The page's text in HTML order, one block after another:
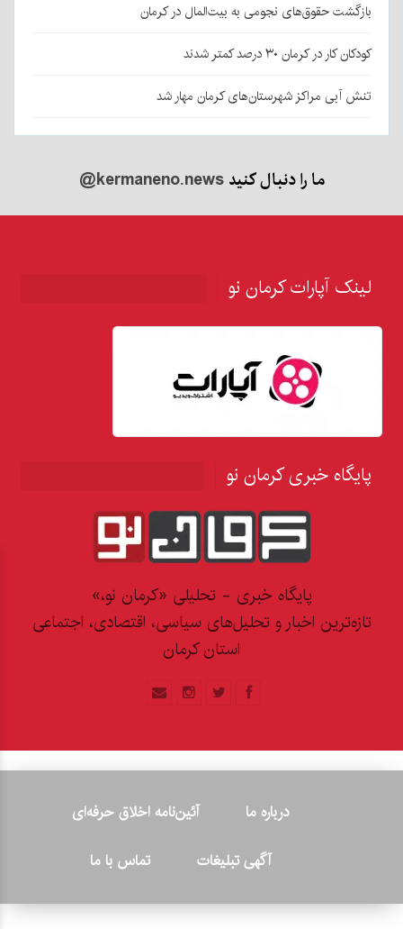
بازگشت حقوق‌های نجومی به بیت‌المال در کرمان
کودکان کار در کرمان ۳۰ درصد کمتر شدند
تنش آبی مراکز شهرستان‌های کرمان مهار شد
ما را دنبال کنید@kermaneno.news
لینک آپارات کرمان نو
پایگاه خبری کرمان نو
پایگاه خبری - تحلیلی «کرمان نو،»
تازه‌ترین اخبار و تحلیل‌های سیاسی، اقتصادی، اجتماعی
استان کرمان
درباره ما
آئین‌نامه اخلاق حرفه‌ای
آگهی تبلیغات
تماس با ما